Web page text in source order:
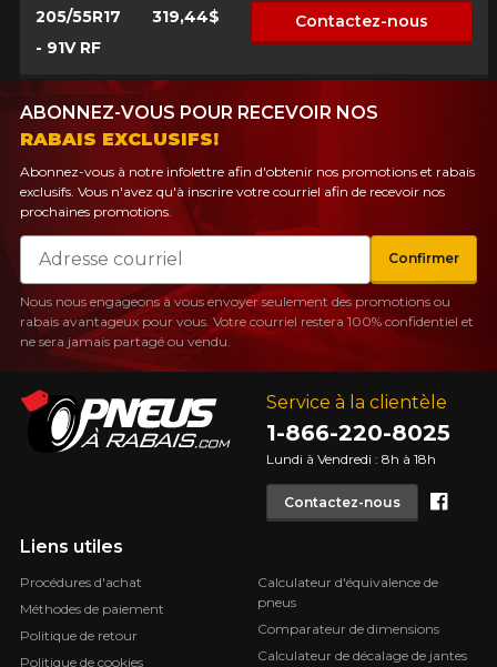
205/55R17
- 91V RF
319,44$ Contactez-nous
Service à la clientèle
1-866-220-8025
Lundi à Vendredi : 8h à 18h
Contactez-nous
Liens utiles
Procédures d'achat
Méthodes de paiement
Politique de retour
Politique de cookies
Calculateur d'équivalence de
pneus
Comparateur de dimensions
Calculateur de décalage de jantes
ABONNEZ-VOUS POUR RECEVOIR NOS
RABAIS EXCLUSIFS!
Abonnez-vous à notre infolettre afin d'obtenir nos promotions et rabais
exclusifs. Vous n'avez qu'à inscrire votre courriel afin de recevoir nos
prochaines promotions.
Courriel
Confirmer
Nous nous engageons à vous envoyer seulement des promotions ou
rabais avantageux pour vous. Votre courriel restera 100% confidentiel et
ne sera jamais partagé ou vendu.